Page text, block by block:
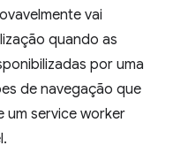
vai
quando as
por uma
de navegação que
um service worker